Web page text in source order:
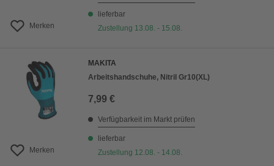
Merken
lieferbar
Zustellung 13.08. - 15.08.
Merken
MAKITA
Arbeitshandschuhe, Nitril Gr10(XL)
7,99 €
Verfügbarkeit im Markt prüfen
lieferbar
Zustellung 12.08. - 14.08.